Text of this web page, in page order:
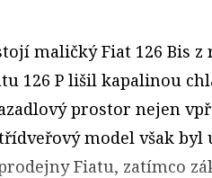
maličký Fiat 126 Bis z
126 P lišil kapalinou
prostor nejen
model však byl
Fiatu, zatímco